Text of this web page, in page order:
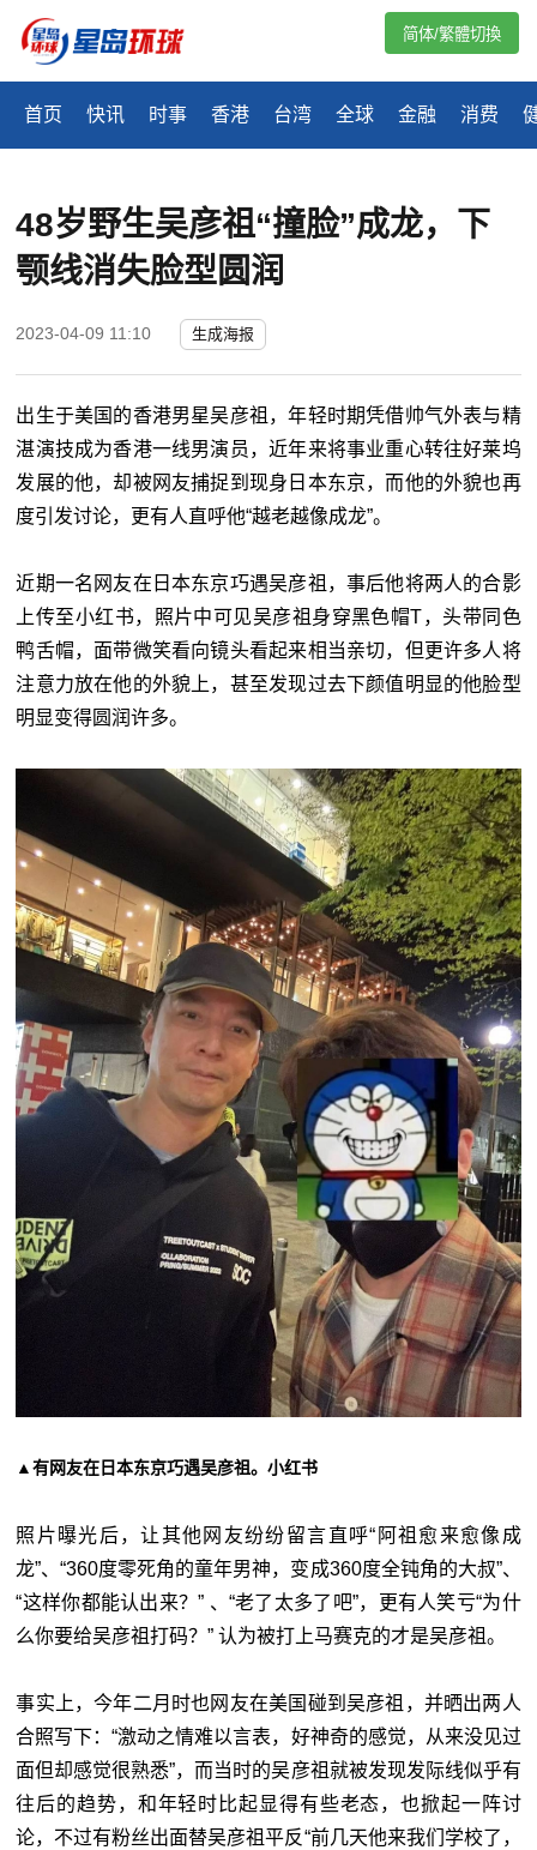
首页 快讯 时事 香港 台湾 全球 金融 消费
简体/繁體切換
48岁野生吴彦祖“撞脸”成龙，下
颚线消失脸型圆润
2023-04-09 11:10 生成海报
出生于美国的香港男星吴彦祖，年轻时期凭借帅气外表与精
湛演技成为香港一线男演员，近年来将事业重心转往好莱坞
发展的他，却被网友捕捉到现身日本东京，而他的外貌也再
度引发讨论，更有人直呼他“越老越像成龙”。
近期一名网友在日本东京巧遇吴彦祖，事后他将两人的合影
上传至小红书，照片中可见吴彦祖身穿黑色帽T，头带同色
鸭舌帽，面带微笑看向镜头看起来相当亲切，但更许多人将
注意力放在他的外貌上，甚至发现过去下颜值明显的他脸型
明显变得圆润许多。
▲有网友在日本东京巧遇吴彦祖。小红书
照片曝光后，让其他网友纷纷留言直呼“阿祖愈来愈像成
龙”、“360度零死角的童年男神，变成360度全钝角的大叔”、
“这样你都能认出来？” 、“老了太多了吧”，更有人笑亏“为什
么你要给吴彦祖打码？” 认为被打上马赛克的才是吴彦祖。
事实上，今年二月时也网友在美国碰到吴彦祖，并晒出两人
合照写下：“激动之情难以言表，好神奇的感觉，从来没见过
面但却感觉很熟悉”，而当时的吴彦祖就被发现发际线似乎有
往后的趋势，和年轻时比起显得有些老态，也掀起一阵讨
论，不过有粉丝出面替吴彦祖平反“前几天他来我们学校了，